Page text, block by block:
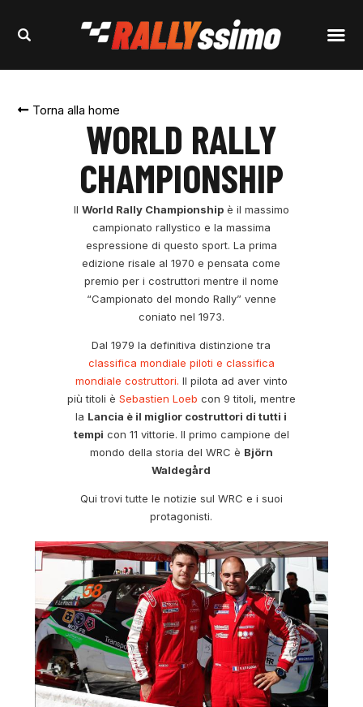
Torna alla home
WORLD RALLY
CHAMPIONSHIP
Il World Rally Championshipè il massimo
campionato rallystico e la massima
espressione di questo sport. La prima
edizione risale al 1970 e pensata come
premio per i costruttori mentre il nome
“Campionato del mondo Rally” venne
coniato nel 1973.
Dal 1979 la definitiva distinzione tra
classifica mondiale piloti e classifica
mondiale costruttori. Il pilota ad aver vinto
più titoli è Sebastien Loeb con 9 titoli, mentre
la Lancia è il miglior costruttori di tutti i
tempi con 11 vittorie. Il primo campione del
mondo della storia del WRC è Björn
Waldegård
Qui trovi tutte le notizie sul WRC e i suoi
protagonisti.